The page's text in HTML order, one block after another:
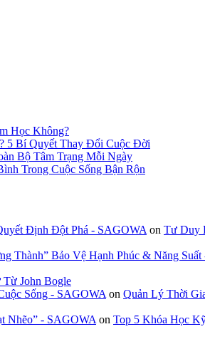
Học Không?
5 Bí Quyết Thay Đổi Cuộc Đời
Bộ Tâm Trạng Mỗi Ngày
Trong Cuộc Sống Bận Rộn
Định Đột Phá - SAGOWA on Tư Duy
Thành” Bảo Vệ Hạnh Phúc & Năng
John Bogle
Sống - SAGOWA on Quản Lý Thời
Nhẽo” - SAGOWA on Top 5 Khóa Học